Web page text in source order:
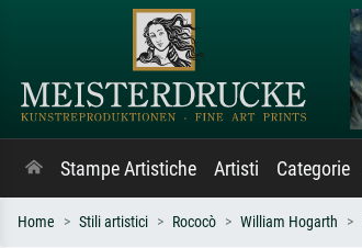
Stampe Artistiche Artisti Categorie
Home Stili artistici Rococò William Hogarth